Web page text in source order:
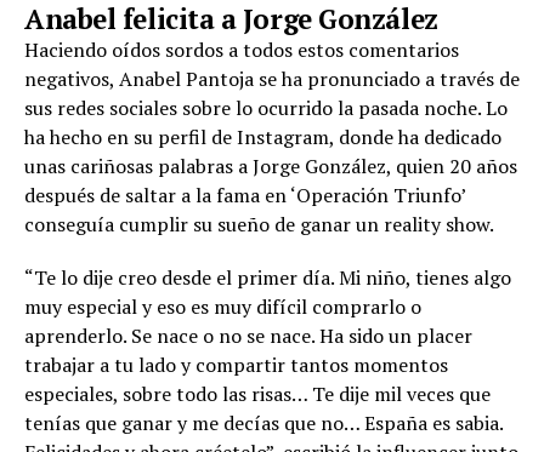
Anabel felicita a Jorge González
Haciendo oídos sordos a todos estos comentarios
negativos, Anabel Pantoja se ha pronunciado a través de
sus redes sociales sobre lo ocurrido la pasada noche. Lo
ha hecho en su perfil de Instagram, donde ha dedicado
unas cariñosas palabras a Jorge González, quien 20 años
después de saltar a la fama en ‘Operación Triunfo’
conseguía cumplir su sueño de ganar un reality show.
“Te lo dije creo desde el primer día. Mi niño, tienes algo
muy especial y eso es muy difícil comprarlo o
aprenderlo. Se nace o no se nace. Ha sido un placer
trabajar a tu lado y compartir tantos momentos
especiales, sobre todo las risas… Te dije mil veces que
tenías que ganar y me decías que no… España es sabia.